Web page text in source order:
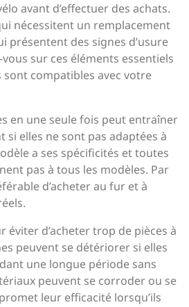
avant d’effectuer des achats.
nécessitent un remplacement
présentent des signes d’usure
sur ces éléments essentiels
sont compatibles avec votre
en une seule fois peut entraîner
si elles ne sont pas adaptées à
a ses spécificités et toutes
pas à tous les modèles. Par
d’acheter au fur et à
éviter d’acheter trop de pièces à
peuvent se détériorer si elles
une longue période sans
peuvent se corroder ou se
leur efficacité lorsqu’ils